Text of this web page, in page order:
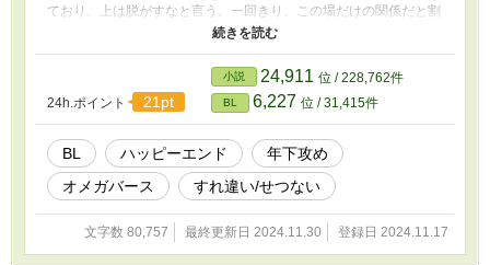
ており、上は脱がすなと言う。一回きり、この場だけの関係だと割
り切り、気にも止めていなかった遥希だったが、政宗と過ごす数日
宗のことは名前くらいしか知らない。連絡先も知らない。しかし次
の発情期に政宗は遥希の元を訪れた。 惹かれあい、しかし想い
を告げられずにいる二人。発情期だけの関係。他は何も知らない。
次があると期待はしない。だけど希望は捨てずにいたい。 ※軽
いシリアス入ります
24h.ポイント 21pt
小説 24,911 位 / 228,762件
BL 6,227 位 / 31,415件
BL ハッピーエンド
年下攻め
オメガバース
すれ違い/せつない
文字数 80,757 最終更新日 2024.11.30 登録日 2024.11.17